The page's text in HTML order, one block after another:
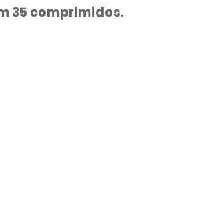
35 comprimidos.